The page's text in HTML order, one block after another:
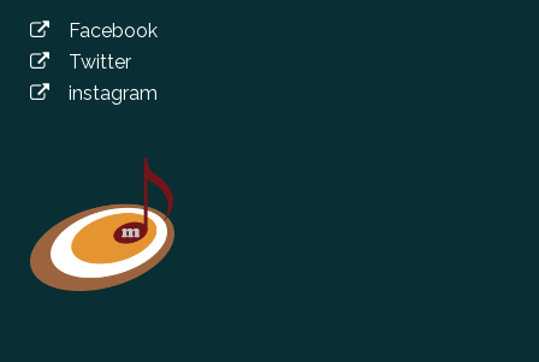
Facebook
Twitter
instagram